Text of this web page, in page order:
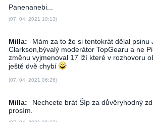
Panenanebi...
(07. 04. 2021 10:13)
Milla:
Mám za to že si tentokrát dělal psinu
Clarkson,bývalý moderátor TopGearu a ne
změnu vyjmenoval 17 lží které v rozhovoru
ještě dvě chybí
(07. 04. 2021 06:26)
Milla:
Nechcete brát Šíp za důvěryhodný
prosím.